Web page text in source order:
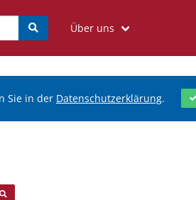
Über uns
Sie in der Datenschutzerklärung.